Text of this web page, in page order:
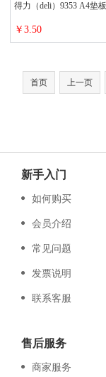
得力（deli）9353 A4垫板
￥3.50
首页 上一页
新手入门
如何购买
会员介绍
常见问题
发票说明
联系客服
售后服务
商家服务